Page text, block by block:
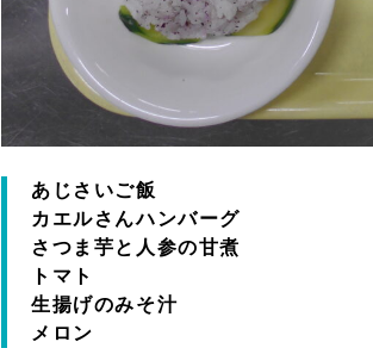
あじさいご飯
カエルさんハンバーグ
さつま芋と人参の甘煮
トマト
生揚げのみそ汁
メロン